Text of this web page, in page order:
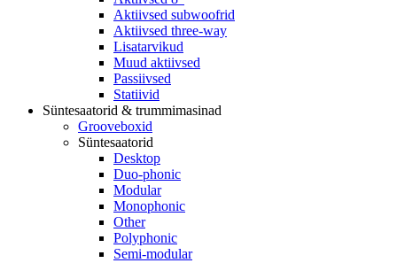
Aktiivsed subwoofrid
Aktiivsed three-way
Lisatarvikud
Muud aktiivsed
Passiivsed
Statiivid
Süntesaatorid & trummimasinad
Grooveboxid
Süntesaatorid
Desktop
Duo-phonic
Modular
Monophonic
Other
Polyphonic
Semi-modular